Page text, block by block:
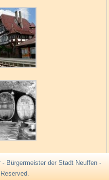
Bürgermeister der Stadt Neuffen -